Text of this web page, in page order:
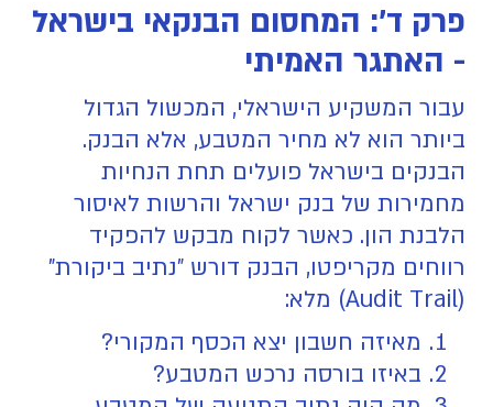
פרק ד': המחסום הבנקאי בישראל
- האתגר האמיתי
עבור המשקיע הישראלי, המכשול הגדול
ביותר הוא לא מחיר המטבע, אלא הבנק.
הבנקים בישראל פועלים תחת הנחיות
מחמירות של בנק ישראל והרשות לאיסור
הלבנת הון. כאשר לקוח מבקש להפקיד
רווחים מקריפטו, הבנק דורש "נתיב ביקורת"
(Audit Trail) מלא:
מאיזה חשבון יצא הכסף המקורי?
באיזו בורסה נרכש המטבע?